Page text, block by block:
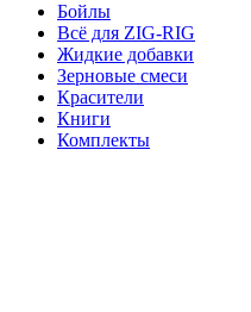
Бойлы
Всё для ZIG-RIG
Жидкие добавки
Зерновые смеси
Красители
Книги
Комплекты